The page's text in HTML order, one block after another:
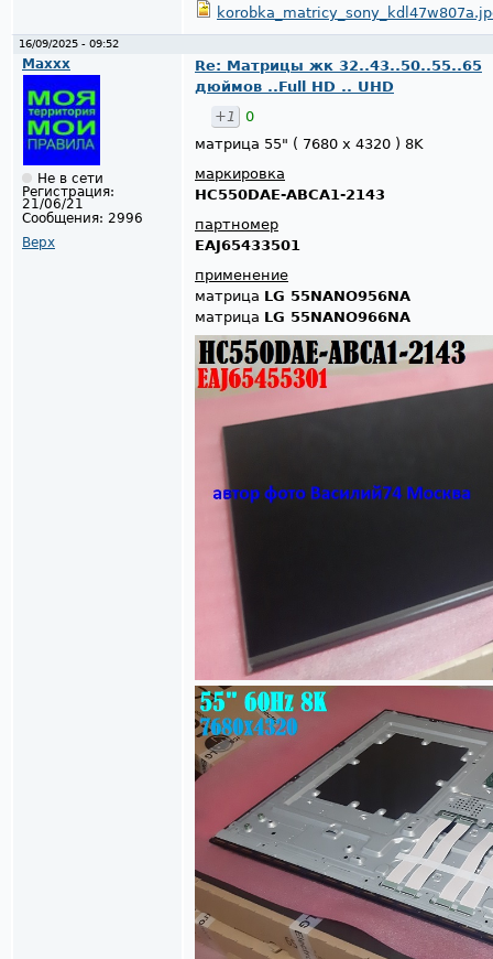
16/09/2025 - 09:52
Maxxx
Не в сети
Регистрация:
21/06/21
Сообщения: 2996
Верх
Re: Матрицы жк 32..43..50..55..65
дюймов ..Full HD .. UHD
+1
0
матрица 55" ( 7680 x 4320 ) 8K
маркировка
HC550DAE-ABCA1-2143
партномер
EAJ65433501
применение
матрица LG 55NANO956NA
матрица LG 55NANO966NA